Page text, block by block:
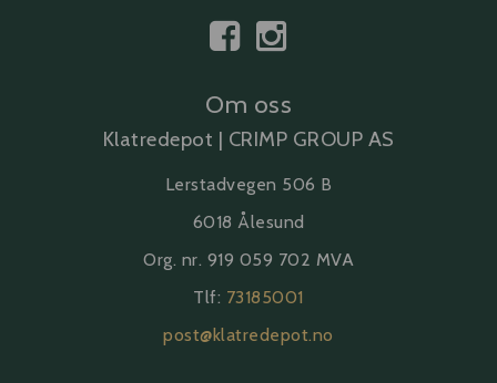
Om oss
Klatredepot | CRIMP GROUP AS
Lerstadvegen 506 B
6018 Ålesund
Org. nr. 919 059 702 MVA
Tlf: 73185001
post@klatredepot.no